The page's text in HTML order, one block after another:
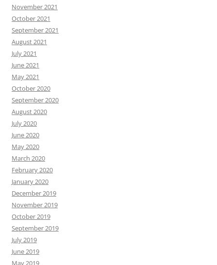
November 2021
October 2021
September 2021
August 2021
July 2021
June 2021
May 2021
October 2020
September 2020
August 2020
July 2020
June 2020
May 2020
March 2020
February 2020
January 2020
December 2019
November 2019
October 2019
September 2019
July 2019
June 2019
May 2019